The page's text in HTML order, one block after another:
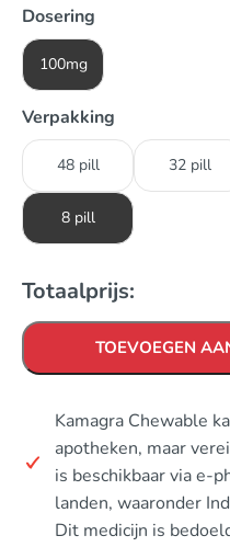
Dosering
100mg
Verpakking
48 pill 32 pill
8 pill
Totaalprijs:
TOEVOEGEN
Kamagra Chewable
apotheken, maar
is beschikbaar via e-
landen, waaronder
Dit medicijn is